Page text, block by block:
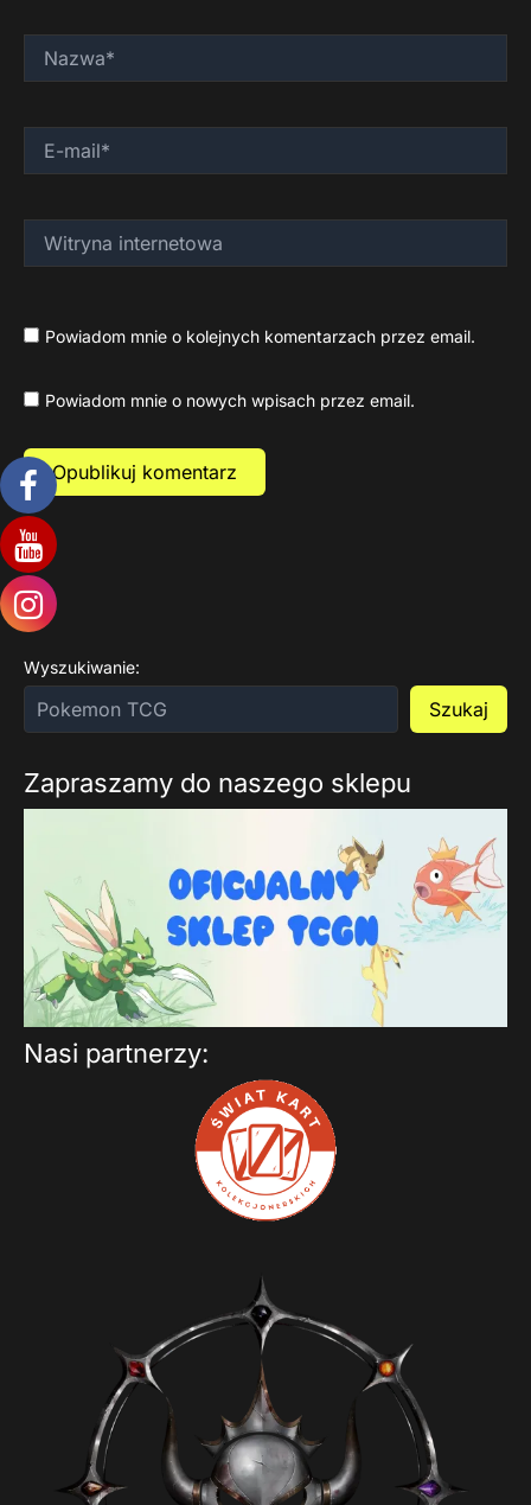
mail*
internetowa
Powiadom mnie o kolejnych komentarzach przez email.
Powiadom mnie o nowych wpisach przez email.
Wyszukiwanie:
Szukaj
Zapraszamy do naszego sklepu
Nasi partnerzy: